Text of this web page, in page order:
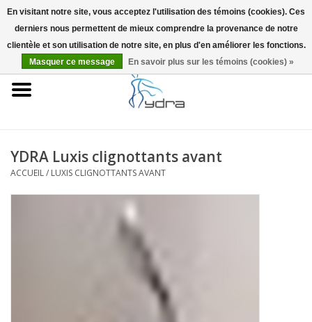
EUR
Accueil
YDRA Luxis clignottants avant
ACCUEIL/ LUXIS CLIGNOTTANTS AVANT
En visitant notre site, vous acceptez l'utilisation des témoins (cookies). Ces
derniers nous permettent de mieux comprendre la provenance de notre
clientèle et son utilisation de notre site, en plus d'en améliorer les fonctions.
Masquer ce message
En savoir plus sur les témoins (cookies) »